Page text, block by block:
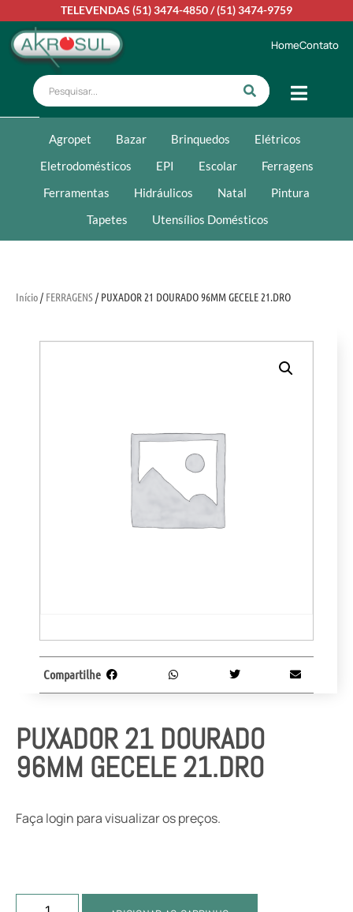
TELEVENDAS (51) 3474-4850/(51) 3474-9759
HomeContato
Agropet Bazar Brinquedos
Elétricos
Eletrodomésticos
EPI Escolar
Ferragens
Ferramentas
Hidráulicos Natal
Pintura
Tapetes
Utensílios Domésticos
Início/ FERRAGENS/ PUXADOR 21 DOURADO 96MM GECELE 21.DRO
PUXADOR 21 DOURADO
96MM GECELE 21.DRO
Faça login para visualizar os preços.
Compartilhe